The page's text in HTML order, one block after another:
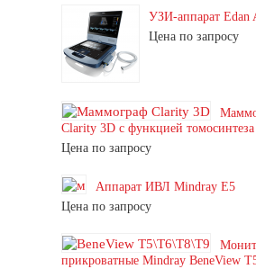
УЗИ-аппарат Edan
Цена по запросу
Clarity 3D с функцией томосинтеза
Цена по запросу
Аппарат ИВЛ Mindray E5
Цена по запросу
прикроватные Mindray BeneView